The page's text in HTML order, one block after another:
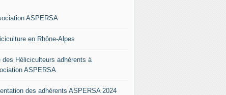
ASPERSA
en Rhône-Alpes
des Héliciculteurs adhérents à
ASPERSA
des adhérents ASPERSA 2024